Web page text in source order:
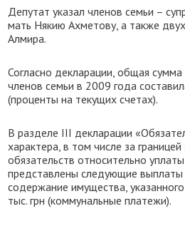
Депутат указал членов семьи –
мать Някию Ахметову, а также
Алмира.
Согласно декларации, общая
членов семьи в 2009 года
(проценты на текущих счетах).
В разделе III декларации
характера, в том числе за
обязательств относительно
представлены следующие выплаты
содержание имущества,
тыс. грн (коммунальные платежи).